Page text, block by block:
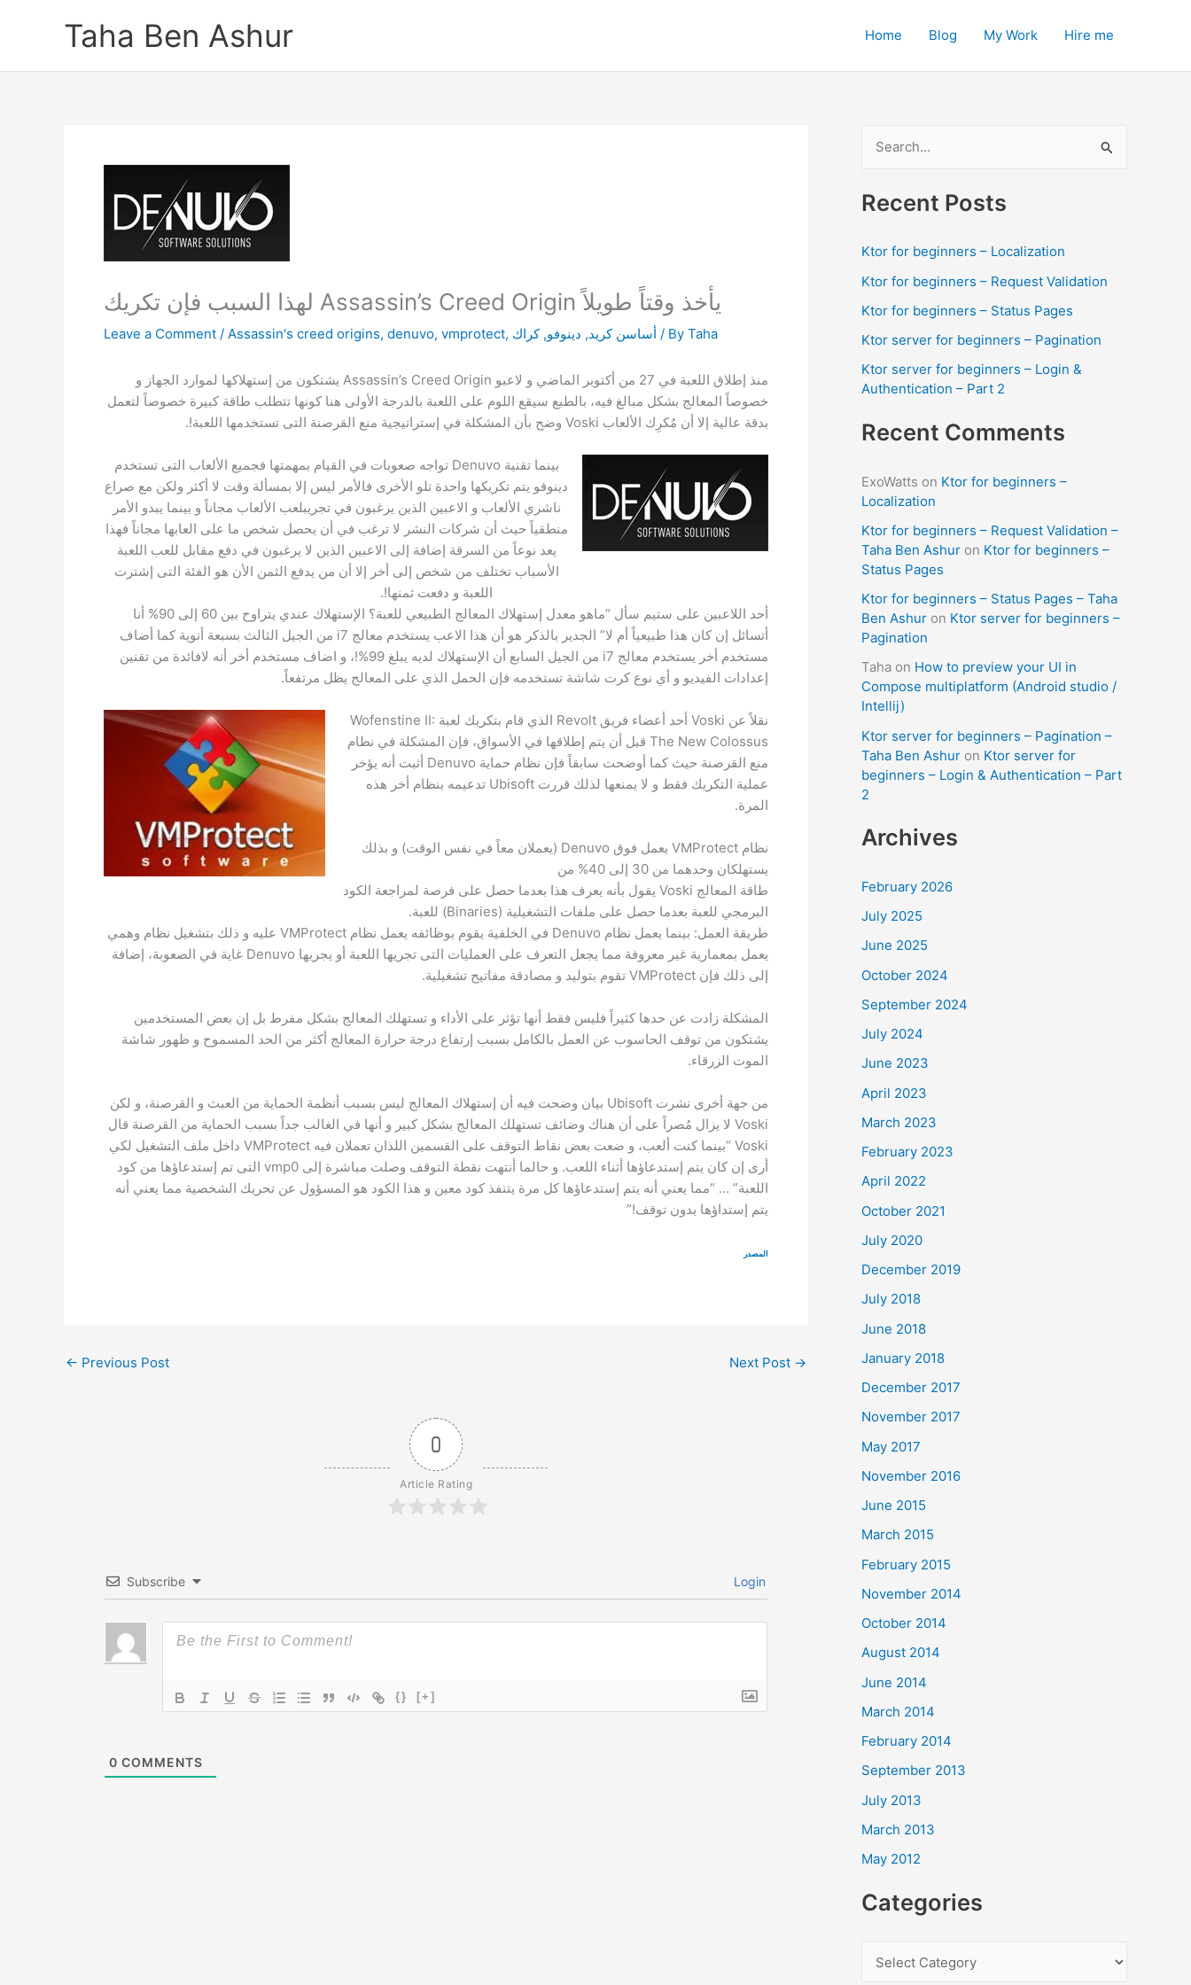
Taha Ben Ashur Home Blog My Work Hire me
لهذا السبب فإن تكريك Assassin’s Creed Origin يأخذ وقتاً طويلاً
Leave a Comment / Assassin's creed origins, denuvo, vmprotect, أساسن كريد, دينوفو,كراك / By Taha
منذ إطلاق اللعبة في 27 من أكتوبر الماضي و لاعبو Assassin’s Creed Origin يشتكون من إستهلاكها لموارد الجهاز و
خصوصاً المعالج بشكل مبالغ فيه، بالطبع سيقع اللوم على اللعبة بالدرجة الأولى هنا كونها تتطلب طاقة كبيرة خصوصاً لتعمل
بدقة عالية إلا أن مُكرِك الألعاب Voski وضح بأن المشكلة في إستراتيجية منع القرصنة التى تستخدمها اللعبة!.
بينما تقنية Denuvo تواجه صعوبات في القيام بمهمتها فجميع الألعاب التى تستخدم
دينوفو يتم تكريكها واحدة تلو الأخرى فالأمر ليس إلا بمسألة وقت لا أكثر ولكن مع صراع
ناشري الألعاب و الاعبين الذين يرغبون في تجريبلعب الألعاب مجاناً و بينما يبدو الأمر
منطقياً حيث أن شركات النشر لا ترغب في أن يحصل شخص ما على العابها مجاناً فهذا
يعد نوعاً من السرقة إضافة إلى الاعبين الذين لا يرغبون في دفع مقابل للعب اللعبة
الأسباب تختلف من شخص إلى أخر إلا أن من يدفع الثمن الأن هو الفئة التى إشترت
اللعبة و دفعت ثمنها!.
أحد اللاعبين على ستيم سأل “ماهو معدل إستهلاك المعالج الطبيعي للعبة؟ الإستهلاك عندي يتراوح بين 60 إلى 90% أنا
أتسائل إن كان هذا طبيعياً أم لا” الجدير بالذكر هو أن هذا الاعب يستخدم معالج i7 من الجيل الثالث بسبعة أنوية كما أضاف
مستخدم أخر يستخدم معالج i7 من الجيل السابع أن الإستهلاك لديه يبلغ 99%!، و اضاف مستخدم أخر أنه لافائدة من تقنين
إعدادات الفيديو و أي نوع كرت شاشة تستخدمه فإن الحمل الذي على المعالج يظل مرتفعاً.
نقلاً عن Voski أحد أعضاء فريق Revolt الذي قام بتكريك لعبة Wofenstine II:
The New Colossus قبل أن يتم إطلاقها في الأسواق، فإن المشكلة في نظام
منع القرصنة حيث كما أوضحت سابقاً فإن نظام حماية Denuvo أثبت أنه يؤخر
عملية التكريك فقط و لا يمنعها لذلك قررت Ubisoft تدعيمه بنظام أخر هذه
المرة.
نظام VMProtect يعمل فوق Denuvo (يعملان معاً في نفس الوقت) و بذلك
يستهلكان وحدهما من 30 إلى 40% من
طاقة المعالج Voski يقول بأنه يعرف هذا بعدما حصل على فرصة لمراجعة الكود
البرمجي للعبة بعدما حصل على ملفات التشغيلية (Binaries) للعبة.
طريقة العمل: بينما يعمل نظام Denuvo في الخلفية يقوم بوظائفه يعمل نظام VMProtect عليه و ذلك بتشغيل نظام وهمي
يعمل بمعمارية غير معروفة مما يجعل التعرف على العمليات التى تجريها اللعبة أو يجريها Denuvo غاية في الصعوبة، إضافة
إلى ذلك فإن VMProtect تقوم بتوليد و مصادقة مفاتيح تشغيلية.
المشكلة زادت عن حدها كثيراً فليس فقط أنها تؤثر على الأداء و تستهلك المعالج بشكل مفرط بل إن بعض المستخدمين
يشتكون من توقف الحاسوب عن العمل بالكامل بسبب إرتفاع درجة حرارة المعالج أكثر من الحد المسموح و ظهور شاشة
الموت الزرقاء.
من جهة أخرى نشرت Ubisoft بيان وضحت فيه أن إستهلاك المعالج ليس بسبب أنظمة الحماية من العبث و القرصنة، و لكن
Voski لا يزال مُصراً على أن هناك وضائف تستهلك المعالج بشكل كبير و أنها في الغالب جداً بسبب الحماية من القرصنة قال
Voski “بينما كنت ألعب، و ضعت بعض نقاط التوقف على القسمين اللذان تعملان فيه VMProtect داخل ملف التشغيل لكي
أرى إن كان يتم إستدعاؤها أثناء اللعب. و حالما أنتهت نقطة التوقف وصلت مباشرة إلى vmp0 التى تم إستدعاؤها من كود
اللعبة” … “مما يعني أنه يتم إستدعاؤها كل مرة يتنفذ كود معين و هذا الكود هو المسؤول عن تحريك الشخصية مما يعني أنه
يتم إستداؤها بدون توقف!”
المصدر
← Previous Post Next Post →
0
Article Rating
Subscribe Login
{} [+]
0 COMMENTS
a
r
c
r
:
Recent Posts
Ktor for beginners – Localization
Ktor for beginners – Request Validation
Ktor for beginners – Status Pages
Ktor server for beginners – Pagination
Ktor server for beginners – Login &
Authentication – Part 2
Recent Comments
ExoWatts on Ktor for beginners –
Localization
Ktor for beginners – Request Validation –
Taha Ben Ashur on Ktor for beginners –
Status Pages
Ktor for beginners – Status Pages – Taha
Ben Ashur on Ktor server for beginners –
Pagination
Taha on How to preview your UI in
Compose multiplatform (Android studio /
Intellij)
Ktor server for beginners – Pagination –
Taha Ben Ashur on Ktor server for
beginners – Login & Authentication – Part
2
Archives
February 2026
July 2025
June 2025
October 2024
September 2024
July 2024
June 2023
April 2023
March 2023
February 2023
April 2022
October 2021
July 2020
December 2019
July 2018
June 2018
January 2018
December 2017
November 2017
May 2017
November 2016
June 2015
March 2015
February 2015
November 2014
October 2014
August 2014
June 2014
March 2014
February 2014
September 2013
July 2013
March 2013
May 2012
Categories